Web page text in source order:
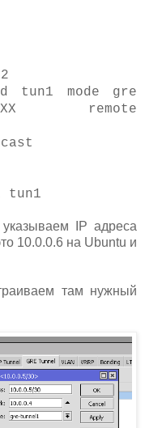
mode gre
remote
IP адреса
10.0.0.6 на Ubuntu и
там нужный